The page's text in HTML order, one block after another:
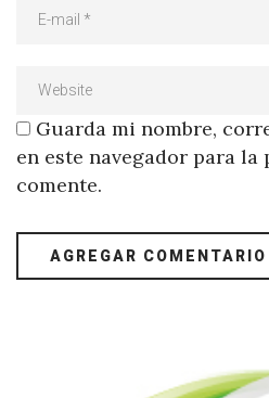
Guarda mi nombre,
en este navegador para la
comente.